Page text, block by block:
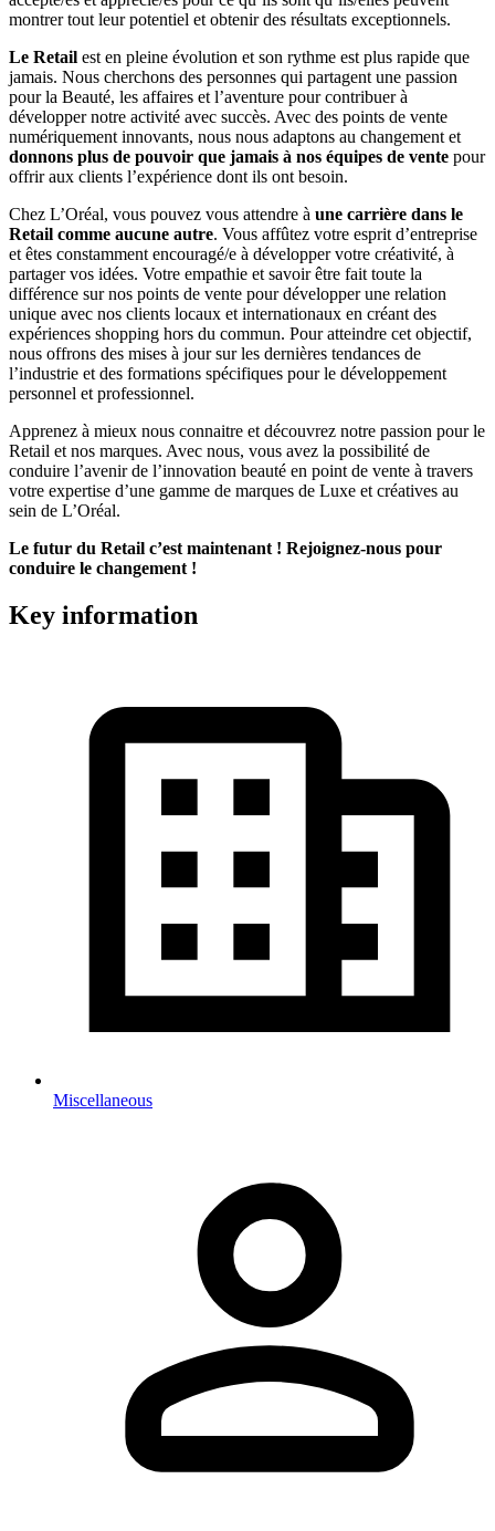
montrer tout leur potentiel et obtenir des résultats exceptionnels.
Le Retail est en pleine évolution et son rythme est plus rapide que
jamais. Nous cherchons des personnes qui partagent une passion
pour la Beauté, les affaires et l’aventure pour contribuer à
développer notre activité avec succès. Avec des points de vente
numériquement innovants, nous nous adaptons au changement et
donnons plus de pouvoir que jamais à nos équipes de vente pour
offrir aux clients l’expérience dont ils ont besoin.
Chez L’Oréal, vous pouvez vous attendre à une carrière dans le
Retail comme aucune autre. Vous affûtez votre esprit d’entreprise
et êtes constamment encouragé/e à développer votre créativité, à
partager vos idées. Votre empathie et savoir être fait toute la
différence sur nos points de vente pour développer une relation
unique avec nos clients locaux et internationaux en créant des
expériences shopping hors du commun. Pour atteindre cet objectif,
nous offrons des mises à jour sur les dernières tendances de
l’industrie et des formations spécifiques pour le développement
personnel et professionnel.
Apprenez à mieux nous connaitre et découvrez notre passion pour le
Retail et nos marques. Avec nous, vous avez la possibilité de
conduire l’avenir de l’innovation beauté en point de vente à travers
votre expertise d’une gamme de marques de Luxe et créatives au
sein de L’Oréal.
Le futur du Retail c’est maintenant ! Rejoignez-nous pour
conduire le changement !
Key information
Miscellaneous